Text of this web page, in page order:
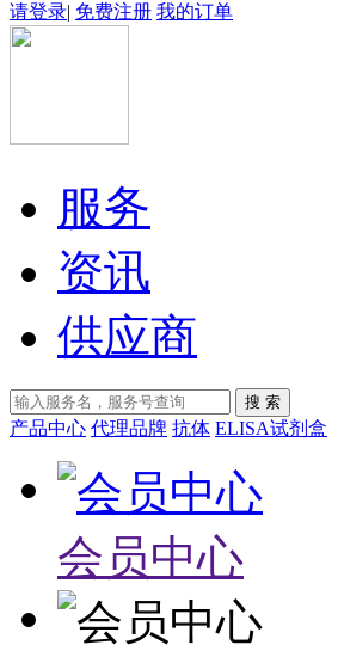
请登录| 免费注册 我的订单
服务
资讯
供应商
产品中心 代理品牌 抗体 ELISA试剂盒
会员中心